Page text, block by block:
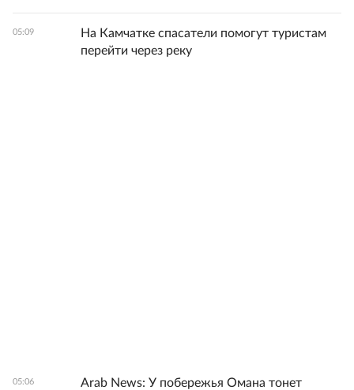
05:09
На Камчатке спасатели помогут туристам
перейти через реку
05:06
Arab News: У побережья Омана тонет